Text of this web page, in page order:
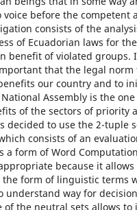
voice before the competent
consists of the
of Ecuadorian laws for
benefit of violated groups.
that the legal norm
our country and to
Assembly is the
of the sectors of priority
decided to use the 2-tuple
consists of an
a form of Word
because it allows
form of linguistic terms
understand way for
of the neutral sets allows to